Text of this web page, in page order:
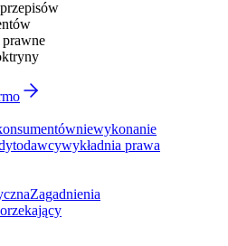
niewykonanie
wykładnia prawa
Zagadnienia